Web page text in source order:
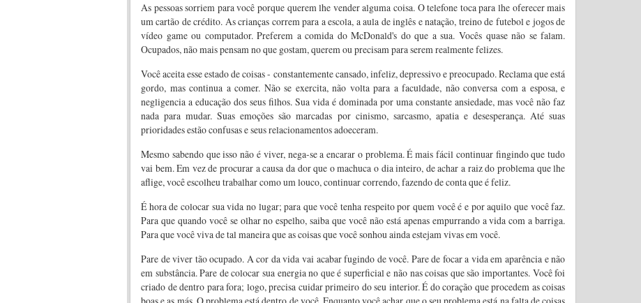
As pessoas sorriem para você porque querem lhe vender alguma coisa. O telefone toca para lhe oferecer mais
um cartão de crédito. As crianças correm para a escola, a aula de inglês e natação, treino de futebol e jogos de
vídeo game ou computador. Preferem a comida do McDonald's do que a sua. Vocês quase não se falam.
Ocupados, não mais pensam no que gostam, querem ou precisam para serem realmente felizes.
Você aceita esse estado de coisas - constantemente cansado, infeliz, depressivo e preocupado. Reclama que está
gordo, mas continua a comer. Não se exercita, não volta para a faculdade, não conversa com a esposa, e
negligencia a educação dos seus filhos. Sua vida é dominada por uma constante ansiedade, mas você não faz
nada para mudar. Suas emoções são marcadas por cinismo, sarcasmo, apatia e desesperança. Até suas
prioridades estão confusas e seus relacionamentos adoeceram.
Mesmo sabendo que isso não é viver, nega-se a encarar o problema. É mais fácil continuar fingindo que tudo
vai bem. Em vez de procurar a causa da dor que o machuca o dia inteiro, de achar a raiz do problema que lhe
aflige, você escolheu trabalhar como um louco, continuar correndo, fazendo de conta que é feliz.
É hora de colocar sua vida no lugar; para que você tenha respeito por quem você é e por aquilo que você faz.
Para que quando você se olhar no espelho, saiba que você não está apenas empurrando a vida com a barriga.
Para que você viva de tal maneira que as coisas que você sonhou ainda estejam vivas em você.
Pare de viver tão ocupado. A cor da vida vai acabar fugindo de você. Pare de focar a vida em aparência e não
em substância. Pare de colocar sua energia no que é superficial e não nas coisas que são importantes. Você foi
criado de dentro para fora; logo, precisa cuidar primeiro do seu interior. É do coração que procedem as coisas